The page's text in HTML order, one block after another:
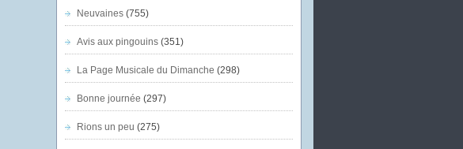
Neuvaines(755)
Avis aux pingouins(351)
La Page Musicale du Dimanche (298)
Bonne journée (297)
Rions un peu (275)